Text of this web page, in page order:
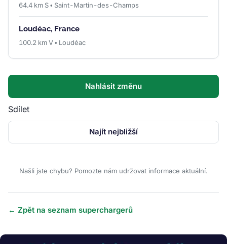
64.4 km S • Saint-Martin-des-Champs
Loudéac, France
100.2 km V • Loudéac
Nahlásit změnu
Sdílet
Najít nejbližší
Našli jste chybu? Pomozte nám udržovat informace aktuální.
← Zpět na seznam superchargerů
Obrázek